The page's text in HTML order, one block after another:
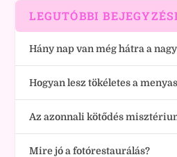
LEGUTÓBBI
Hány nap van még hátra a
Hogyan lesz tökéletes a
Az azonnali kötődés
Mire jó a fotórestaurálás?